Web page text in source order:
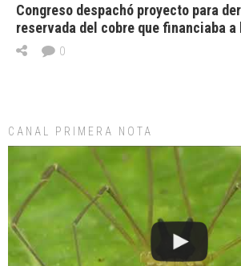
Congreso despachó proyecto para
reservada del cobre que financiaba a
0
CANAL PRIMERA NOTA